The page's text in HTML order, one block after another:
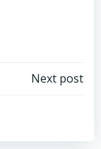
Next post